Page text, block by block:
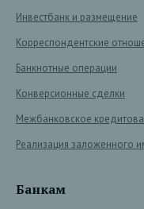
Инвестбанк и размещение
Корреспондентские
Банкнотные операции
Конверсионные сделки
Межбанковское
Реализация заложенного
Банкам